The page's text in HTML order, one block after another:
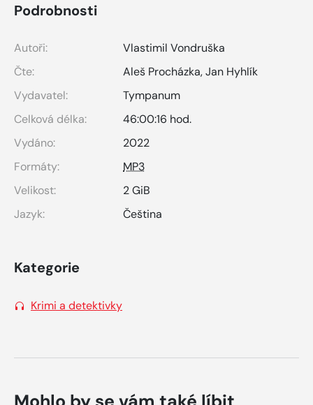
Podrobnosti
Autoři:
Vlastimil Vondruška
Čte:
Aleš Procházka,Jan Hyhlík
Vydavatel:
Tympanum
Celková délka:
46:00:16 hod.
Vydáno:
2022
Formáty:
MP3
Velikost:
2 GiB
Jazyk:
Čeština
Kategorie
Krimi a detektivky